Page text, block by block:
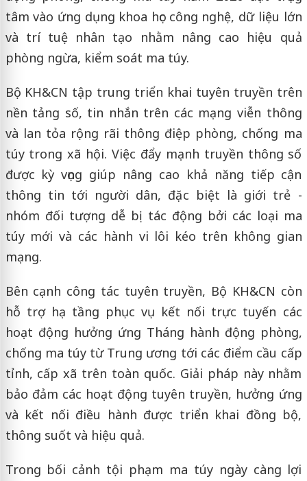
tâm vào ứng dụng khoa học công nghệ, dữ liệu lớn
và trí tuệ nhân tạo nhằm nâng cao hiệu quả
phòng ngừa, kiểm soát ma túy.
Bộ KH&CN tập trung triển khai tuyên truyền trên
nền tảng số, tin nhắn trên các mạng viễn thông
và lan tỏa rộng rãi thông điệp phòng, chống ma
túy trong xã hội. Việc đẩy mạnh truyền thông số
được kỳ vọng giúp nâng cao khả năng tiếp cận
thông tin tới người dân, đặc biệt là giới trẻ -
nhóm đối tượng dễ bị tác động bởi các loại ma
túy mới và các hành vi lôi kéo trên không gian
mạng.
Bên cạnh công tác tuyên truyền, Bộ KH&CN còn
hỗ trợ hạ tầng phục vụ kết nối trực tuyến các
hoạt động hưởng ứng Tháng hành động phòng,
chống ma túy từ Trung ương tới các điểm cầu cấp
tỉnh, cấp xã trên toàn quốc. Giải pháp này nhằm
bảo đảm các hoạt động tuyên truyền, hưởng ứng
và kết nối điều hành được triển khai đồng bộ,
thông suốt và hiệu quả.
Trong bối cảnh tội phạm ma túy ngày càng lợi